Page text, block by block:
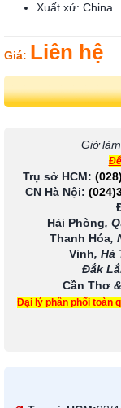
Xuất xứ: China
Giá: Liên hệ
Giờ
Trụ sở HCM:
CN Hà Nội:
Hải Phòng,
Thanh Hóa,
Vinh, Hà
Đắk
Cần Thơ
Đại lý phân phối toàn